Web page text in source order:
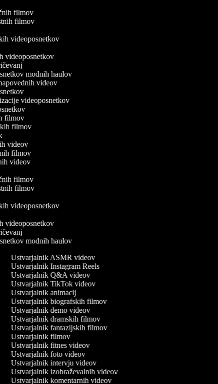
filmov
filmov
videoposnetkov
videoposnetkov
modnih haulov
videov
videoposnetkov
filmov
filmov
videov
filmov
videov
filmov
filmov
videoposnetkov
videoposnetkov
modnih haulov
Ustvarjalnik ASMR videov
Ustvarjalnik Instagram Reels
Ustvarjalnik Q&A videov
Ustvarjalnik TikTok videov
Ustvarjalnik animacij
Ustvarjalnik biografskih filmov
Ustvarjalnik demo videov
Ustvarjalnik dramskih filmov
Ustvarjalnik fantazijskih filmov
Ustvarjalnik filmov
Ustvarjalnik fitnes videov
Ustvarjalnik foto videov
Ustvarjalnik intervju videov
Ustvarjalnik izobraževalnih videov
Ustvarjalnik komentarnih videov